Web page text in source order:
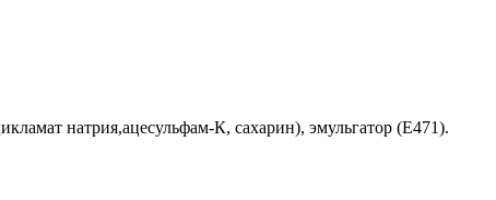
натрия,ацесульфам-К, сахарин), эмульгатор (E471).